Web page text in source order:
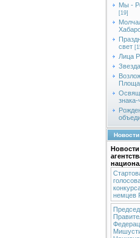
Мы -
[19]
свет
Лица
немцев